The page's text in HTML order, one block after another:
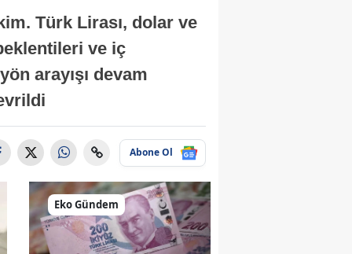
Türk Lirası, dolar ve
ve iç
arayışı devam
Abone Ol
Eko Gündem